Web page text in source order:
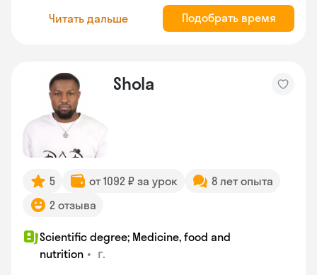
Читать дальше Подобрать время
Shola
5 от 1092 ₽ за урок
8 лет опыта
2 отзыва
Scientific degree; Medicine, food and
nutrition • г.